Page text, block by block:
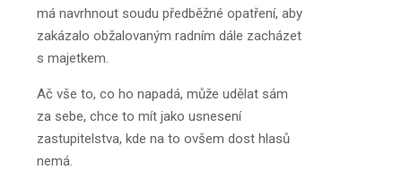
má navrhnout soudu předběžné opatření, aby
zakázalo obžalovaným radním dále zacházet
s majetkem.
Ač vše to, co ho napadá, může udělat sám
za sebe, chce to mít jako usnesení
zastupitelstva, kde na to ovšem dost hlasů
nemá.